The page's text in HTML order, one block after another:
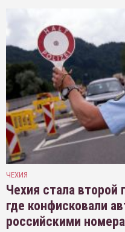
ЧЕХИЯ
Чехия стала второй
где конфисковали
российскими